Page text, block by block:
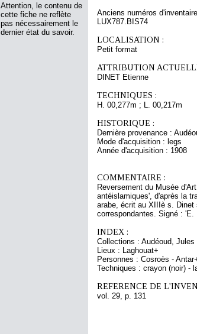
Attention, le contenu de
cette fiche ne reflète
pas nécessairement le
dernier état du savoir.
Anciens numéros
LUX787.BIS74
LOCALISATION :
Petit format
ATTRIBUTION
DINET Etienne
TECHNIQUES :
H. 00,277m ; L. 00,217m
HISTORIQUE :
Dernière provenance :
Mode d'acquisition : legs
Année d'acquisition : 1908
COMMENTAIRE :
Reversement du Musée
antéislamiques', d'après la
arabe, écrit au XIIIè s. Dinet
correspondantes. Signé :
INDEX :
Collections : Audéoud,
Lieux : Laghouat+
Personnes : Cosroès -
Techniques : crayon (noir) -
REFERENCE DE
vol. 29, p. 131